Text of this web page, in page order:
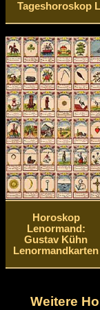
Tageshoroskop
Horoskop
Lenormand:
Gustav Kühn
Lenormandkarten
Weitere